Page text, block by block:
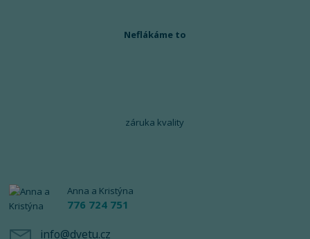
Neflákáme to
záruka kvality
Anna a Kristýna
776 724 751
info@dvetu.cz